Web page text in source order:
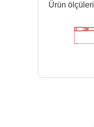
Ürün ölçüleri